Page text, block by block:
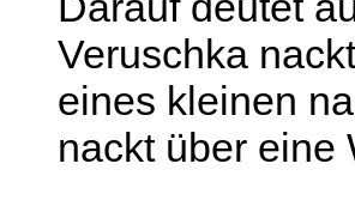
Veruschka
eines kleinen
nackt über eine